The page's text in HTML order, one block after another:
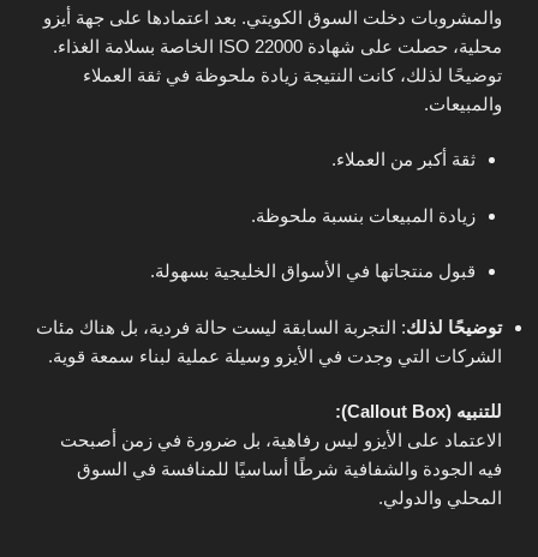
والمشروبات دخلت السوق الكويتي. بعد اعتمادها على جهة أيزو
محلية، حصلت على شهادة ISO 22000 الخاصة بسلامة الغذاء.
توضيحًا لذلك، كانت النتيجة زيادة ملحوظة في ثقة العملاء
والمبيعات.
ثقة أكبر من العملاء.
زيادة المبيعات بنسبة ملحوظة.
قبول منتجاتها في الأسواق الخليجية بسهولة.
توضيحًا لذلك: التجربة السابقة ليست حالة فردية، بل هناك مئات
الشركات التي وجدت في الأيزو وسيلة عملية لبناء سمعة قوية.
للتنبيه (Callout Box):
الاعتماد على الأيزو ليس رفاهية، بل ضرورة في زمن أصبحت
فيه الجودة والشفافية شرطًا أساسيًا للمنافسة في السوق
المحلي والدولي.